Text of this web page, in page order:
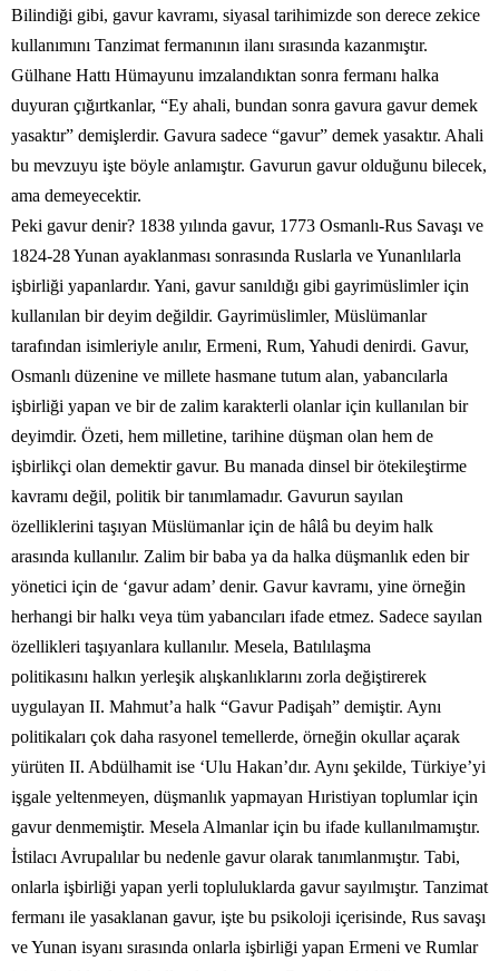
Bilindiği gibi, gavur kavramı, siyasal tarihimizde son derece zekice
kullanımını Tanzimat fermanının ilanı sırasında kazanmıştır.
Gülhane Hattı Hümayunu imzalandıktan sonra fermanı halka
duyuran çığırtkanlar, “Ey ahali, bundan sonra gavura gavur demek
yasaktır” demişlerdir. Gavura sadece “gavur” demek yasaktır. Ahali
bu mevzuyu işte böyle anlamıştır. Gavurun gavur olduğunu bilecek,
ama demeyecektir.
Peki gavur denir? 1838 yılında gavur, 1773 Osmanlı-Rus Savaşı ve
1824-28 Yunan ayaklanması sonrasında Ruslarla ve Yunanlılarla
işbirliği yapanlardır. Yani, gavur sanıldığı gibi gayrimüslimler için
kullanılan bir deyim değildir. Gayrimüslimler, Müslümanlar
tarafından isimleriyle anılır, Ermeni, Rum, Yahudi denirdi. Gavur,
Osmanlı düzenine ve millete hasmane tutum alan, yabancılarla
işbirliği yapan ve bir de zalim karakterli olanlar için kullanılan bir
deyimdir. Özeti, hem milletine, tarihine düşman olan hem de
işbirlikçi olan demektir gavur. Bu manada dinsel bir ötekileştirme
kavramı değil, politik bir tanımlamadır. Gavurun sayılan
özelliklerini taşıyan Müslümanlar için de hâlâ bu deyim halk
arasında kullanılır. Zalim bir baba ya da halka düşmanlık eden bir
yönetici için de ‘gavur adam’ denir. Gavur kavramı, yine örneğin
herhangi bir halkı veya tüm yabancıları ifade etmez. Sadece sayılan
özellikleri taşıyanlara kullanılır. Mesela, Batılılaşma
politikasını halkın yerleşik alışkanlıklarını zorla değiştirerek
uygulayan II. Mahmut’a halk “Gavur Padişah” demiştir. Aynı
politikaları çok daha rasyonel temellerde, örneğin okullar açarak
yürüten II. Abdülhamit ise ‘Ulu Hakan’dır. Aynı şekilde, Türkiye’yi
işgale yeltenmeyen, düşmanlık yapmayan Hıristiyan toplumlar için
gavur denmemiştir. Mesela Almanlar için bu ifade kullanılmamıştır.
İstilacı Avrupalılar bu nedenle gavur olarak tanımlanmıştır. Tabi,
onlarla işbirliği yapan yerli topluluklarda gavur sayılmıştır. Tanzimat
fermanı ile yasaklanan gavur, işte bu psikoloji içerisinde, Rus savaşı
ve Yunan isyanı sırasında onlarla işbirliği yapan Ermeni ve Rumlar